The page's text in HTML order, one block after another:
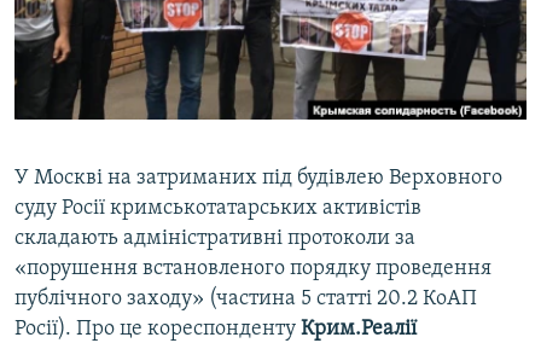
ВІДЕОУРОКИ «ELIFBE»
СВІДЧЕННЯ ОКУПАЦІЇ
УКРАЇНСЬКА ПРОБЛЕМА КРИМУ
Русский
Qırımtatar
Усі сайти RFE/RL
У Москві на затриманих під будівлею Верховного
суду Росії кримськотатарських активістів
складають адміністративні протоколи за
«порушення встановленого порядку проведення
публічного заходу» (частина 5 статті 20.2 КоАП
Росії). Про це кореспонденту Крим.Реалії